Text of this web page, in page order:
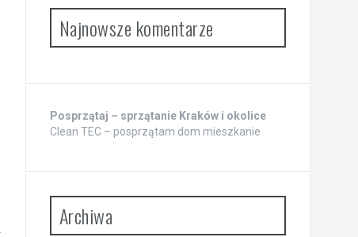
Najnowsze komentarze
Posprzątaj – sprzątanie Kraków i okolice
Clean TEC – posprzątam dom mieszkanie
Archiwa